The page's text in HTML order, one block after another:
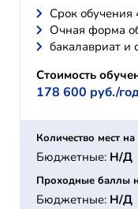
Cрок обучения
Очная форма
бакалавриат и
Стоимость
178 600 руб./
Количество мест
Бюджетные: Н/Д
Проходные баллы
Бюджетные: Н/Д